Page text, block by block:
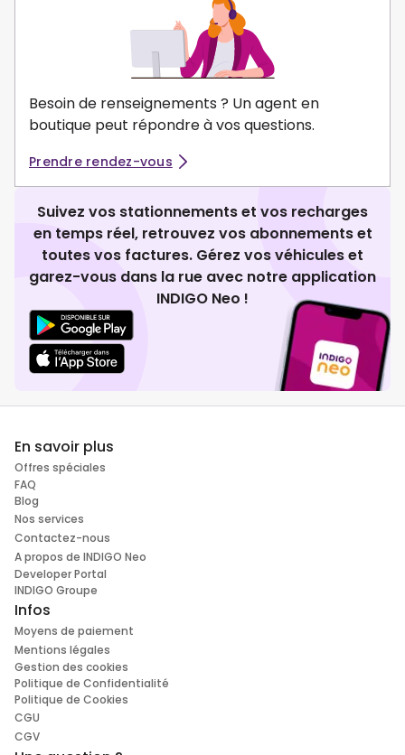
Besoin de renseignements ? Un agent en
boutique peut répondre à vos questions.
Prendre rendez-vous
Suivez vos stationnements et vos recharges
en temps réel, retrouvez vos abonnements et
toutes vos factures. Gérez vos véhicules et
garez-vous dans la rue avec notre application
INDIGO Neo !
En savoir plus
Offres spéciales
FAQ
Blog
Nos services
Contactez-nous
A propos de INDIGO Neo
Developer Portal
INDIGO Groupe
Infos
Moyens de paiement
Mentions légales
Gestion des cookies
Politique de Confidentialité
Politique de Cookies
CGU
CGV